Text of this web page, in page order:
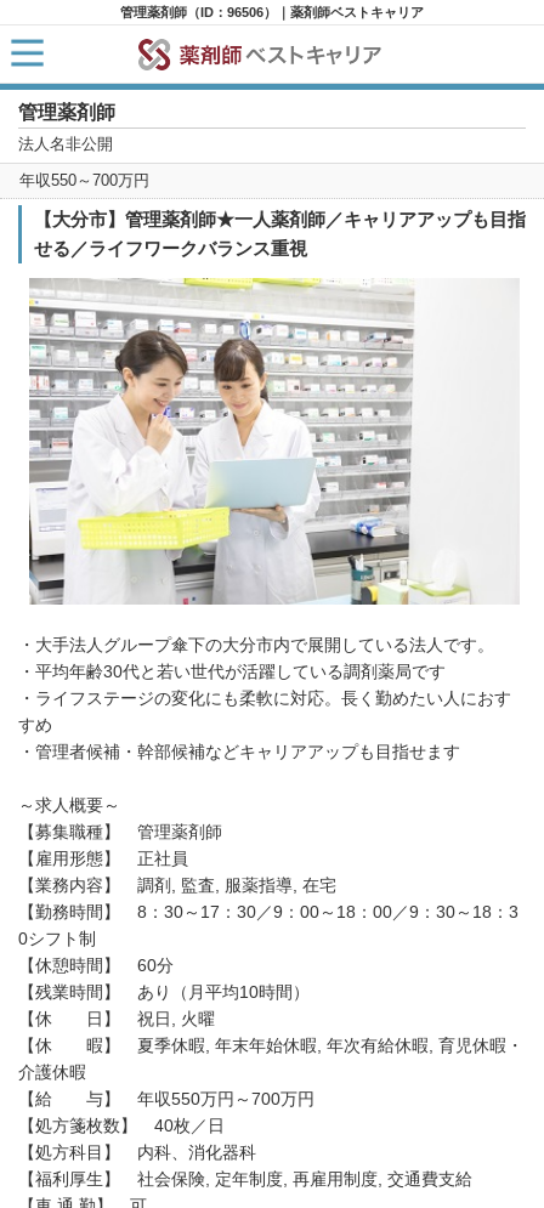
管理薬剤師（ID：96506）｜薬剤師ベストキャリア
管理薬剤師
法人名非公開
年収550～700万円
【大分市】管理薬剤師★一人薬剤師／キャリアアップも目指
せる／ライフワークバランス重視
・大手法人グループ傘下の大分市内で展開している法人です。
・平均年齢30代と若い世代が活躍している調剤薬局です
・ライフステージの変化にも柔軟に対応。長く勤めたい人におす
すめ
・管理者候補・幹部候補などキャリアアップも目指せます
～求人概要～
【募集職種】 管理薬剤師
【雇用形態】 正社員
【業務内容】 調剤, 監査, 服薬指導, 在宅
【勤務時間】 8：30～17：30／9：00～18：00／9：30～18：3
0シフト制
【休憩時間】 60分
【残業時間】 あり（月平均10時間）
【休 日】 祝日, 火曜
【休 暇】 夏季休暇, 年末年始休暇, 年次有給休暇, 育児休暇・
介護休暇
【給 与】 年収550万円～700万円
【処方箋枚数】 40枚／日
【処方科目】 内科、消化器科
【福利厚生】 社会保険, 定年制度, 再雇用制度, 交通費支給
HOME
求人検索
新着求人
求人ランキング
キャリアアドバイザー紹介
コラム
転職支援サービスに申し込む